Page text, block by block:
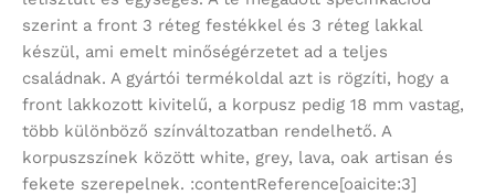
szerint a front 3 réteg festékkel és 3 réteg lakkal
készül, ami emelt minőségérzetet ad a teljes
családnak. A gyártói termékoldal azt is rögzíti, hogy a
front lakkozott kivitelű, a korpusz pedig 18 mm vastag,
több különböző színváltozatban rendelhető. A
korpuszszínek között white, grey, lava, oak artisan és
fekete szerepelnek. :contentReference[oaicite:3]